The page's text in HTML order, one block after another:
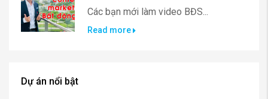
Các bạn mới làm video BĐS...
Read more
Dự án nổi bật